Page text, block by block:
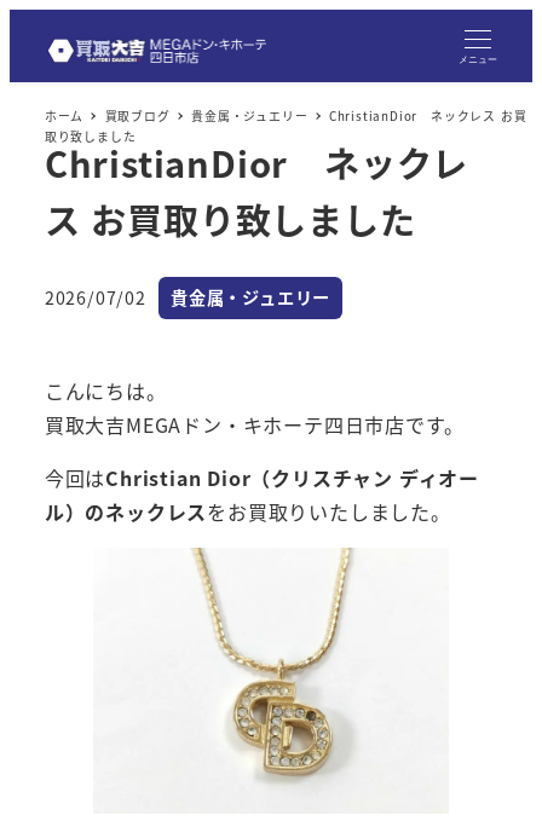
メニュー
ホーム 買取ブログ 貴金属・ジュエリー
ChristianDior ネックレス お買
取り致しました
ChristianDior ネックレ
ス お買取り致しました
投稿日
2026/07/02 カテゴリー
貴金属・ジュエリー
こんにちは。
買取大吉MEGAドン・キホーテ四日市店です。
今回はChristian Dior（クリスチャン ディオー
ル）のネックレスをお買取りいたしました。